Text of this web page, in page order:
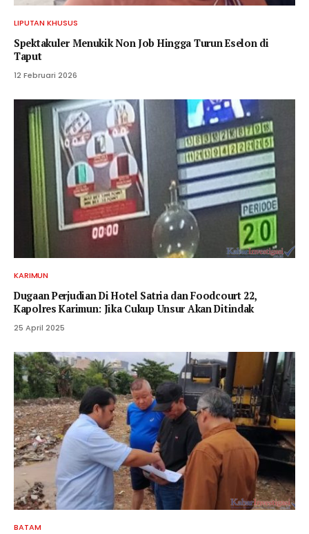
LIPUTAN KHUSUS
Spektakuler Menukik Non Job Hingga Turun Eselon di
Taput
12 Februari 2026
KARIMUN
Dugaan Perjudian Di Hotel Satria dan Foodcourt 22,
Kapolres Karimun: Jika Cukup Unsur Akan Ditindak
25 April 2025
BATAM